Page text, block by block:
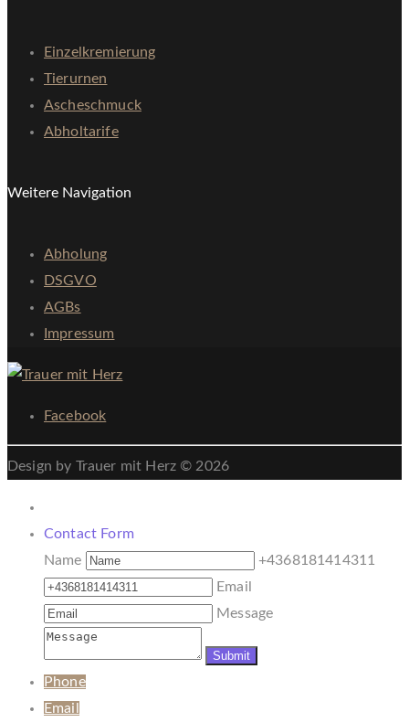
Einzelkremierung
Tierurnen
Ascheschmuck
Abholtarife
Weitere Navigation
Abholung
DSGVO
AGBs
Impressum
Facebook
Design by Trauer mit Herz © 2026
Contact Form
Name
+4368181414311
Email
Message
Phone
Email